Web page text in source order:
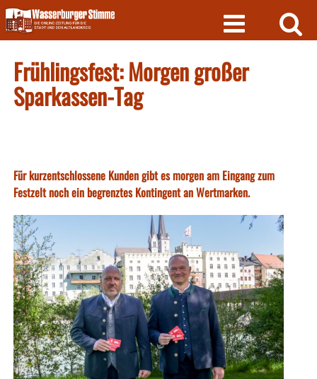
Skip
to
content
Frühlingsfest: Morgen großer
Sparkassen-Tag
Für kurzentschlossene Kunden gibt es morgen am Eingang zum
Festzelt noch ein begrenztes Kontingent an Wertmarken.